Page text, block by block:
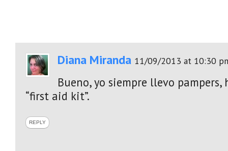
Diana Miranda 11/09/2013 at 10:30
Bueno, yo siempre llevo
“first aid kit”.
REPLY